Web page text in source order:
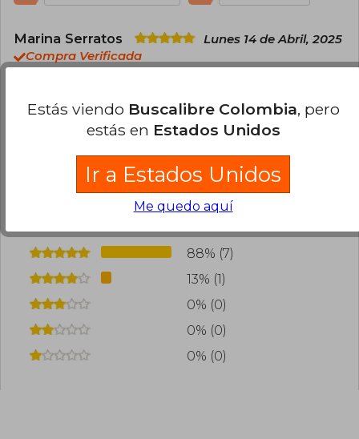
Marina Serratos
Lunes 14 de Abril, 2025
Compra Verificada
Esta opinión es útil 0 No es útil
Cargar más opiniones del libro
¿Leíste este libro? Inicia sesiónpara poder
agregar tu propia evaluación.
88% (7)
13% (1)
0% (0)
0% (0)
0% (0)
Estás viendo Buscalibre Colombia, pero
estás en Estados Unidos
Ir a Estados Unidos
Me quedo aquí